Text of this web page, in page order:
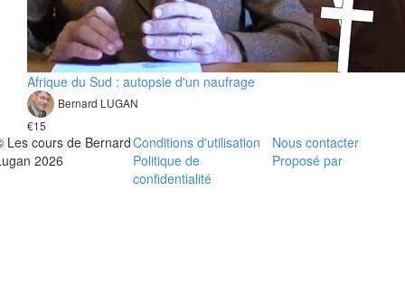
Afrique du Sud : autopsie d'un naufrage
Bernard LUGAN
€15
Les cours de Bernard
2026
Conditions d'utilisation
Politique de
confidentialité
Nous contacter
Proposé par